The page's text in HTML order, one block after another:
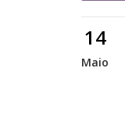
14
Maio